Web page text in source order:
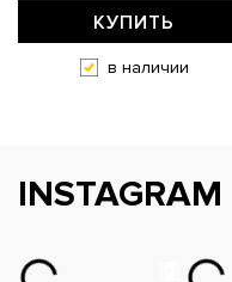
КУПИТЬ
в наличии
INSTAGRAM